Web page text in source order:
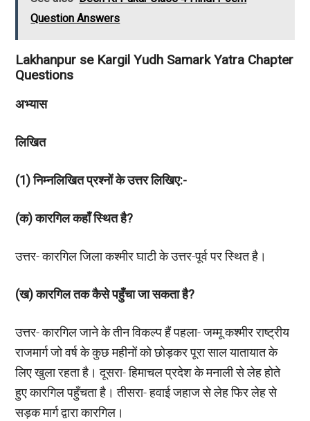
Question Answers
Lakhanpur se Kargil Yudh Samark Yatra Chapter
Questions
अभ्यास
लिखित
(1) निम्नलिखित प्रश्नों के उत्तर लिखिए:-
(क) कारगिल कहाँ स्थित है?
उत्तर- कारगिल जिला कश्मीर घाटी के उत्तर-पूर्व पर स्थित है।
(ख) कारगिल तक कैसे पहुँचा जा सकता है?
उत्तर- कारगिल जाने के तीन विकल्प हैं पहला- जम्मू कश्मीर राष्ट्रीय
राजमार्ग जो वर्ष के कुछ महीनों को छोड़कर पूरा साल यातायात के
लिए खुला रहता है। दूसरा- हिमाचल प्रदेश के मनाली से लेह होते
हुए कारगिल पहुँचता है। तीसरा- हवाई जहाज से लेह फिर लेह से
सड़क मार्ग द्वारा कारगिल।